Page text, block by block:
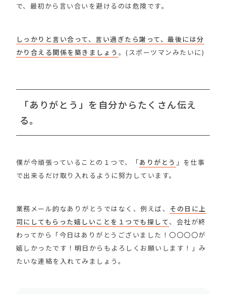
で、最初から言い合いを避けるのは危険です。
しっかりと言い合って、言い過ぎたら謝って、最後には分
かり合える関係を築きましょう 。(スポーツマンみたいに)
「ありがとう」を自分からたくさん伝え
る。
僕が今頑張っていることの１つで、「ありがとう 」を仕事
で出来るだけ取り入れるように努力しています。
業務メール的なありがとうではなく、例えば、 その日に上
司にしてもらった嬉しいことを１つでも探して、会社が終
わってから「今日はありがとうございました！〇〇〇〇が
嬉しかったです！明日からもよろしくお願いします！」み
たいな連絡を入れてみましょう。